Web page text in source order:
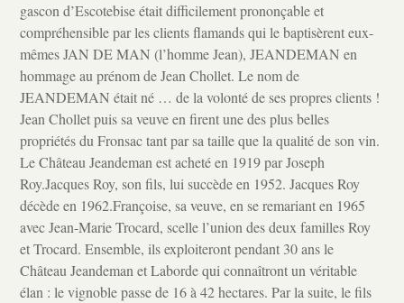
gascon d’Escotebise était difficilement prononçable et
compréhensible par les clients flamands qui le baptisèrent eux-
mêmes JAN DE MAN (l’homme Jean), JEANDEMAN en
hommage au prénom de Jean Chollet. Le nom de
JEANDEMAN était né … de la volonté de ses propres clients !
Jean Chollet puis sa veuve en firent une des plus belles
propriétés du Fronsac tant par sa taille que la qualité de son vin.
Le Château Jeandeman est acheté en 1919 par Joseph
Roy.Jacques Roy, son fils, lui succède en 1952. Jacques Roy
décède en 1962.Françoise, sa veuve, en se remariant en 1965
avec Jean-Marie Trocard, scelle l’union des deux familles Roy
et Trocard. Ensemble, ils exploiteront pendant 30 ans le
Château Jeandeman et Laborde qui connaîtront un véritable
élan : le vignoble passe de 16 à 42 hectares. Par la suite, le fils